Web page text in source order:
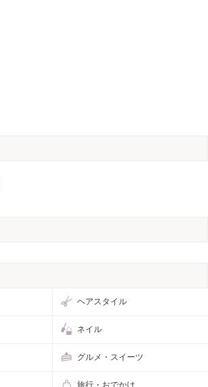
ヘアスタイル
ネイル
グルメ・スイーツ
旅行・おでかけ